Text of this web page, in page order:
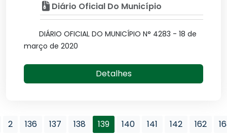
Diário Oficial Do Município
DIÁRIO OFICIAL DO MUNICÍPIO N° 4283 - 18 de
março de 2020
Detalhes
2 136 137 138 139 140 141 142 162